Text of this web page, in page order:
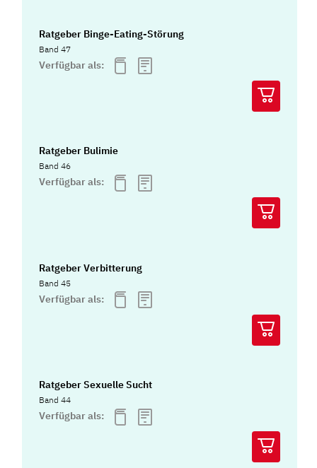
Ratgeber Binge-Eating-Störung
Band 47
Verfügbar als:
Ratgeber Bulimie
Band 46
Verfügbar als:
Ratgeber Verbitterung
Band 45
Verfügbar als:
Ratgeber Sexuelle Sucht
Band 44
Verfügbar als: